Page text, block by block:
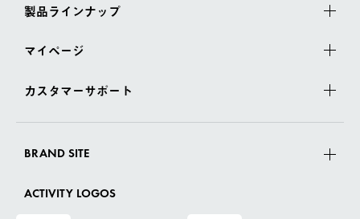
製品ラインナップ
マイページ
カスタマーサポート
BRAND SITE
ACTIVITY LOGOS